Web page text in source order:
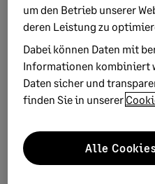
Interesse an
Insights
Neue Trends
um den Betrieb unserer
deren Leistung zu
Dabei können Daten mit
Informationen kombiniert
Daten sicher und
finden Sie in unserer
Alle